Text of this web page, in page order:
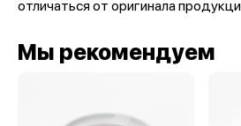
отличаться от оригинала
Мы рекомендуем